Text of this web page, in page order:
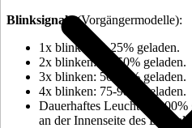
Blinksignale(Vorgängermodelle):
1x blinken: 0-25% geladen.
2x blinken: 25-50% geladen.
3x blinken: 50-75% geladen.
4x blinken: 75-98% geladen.
⁠Dauerhaftes Leuchten:
an der Innenseite des Deckels.